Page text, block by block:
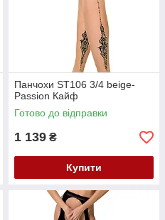
Панчохи ST106 3/4 beige-
Passion Кайф
Готово до відправки
1 139 ₴
Купити